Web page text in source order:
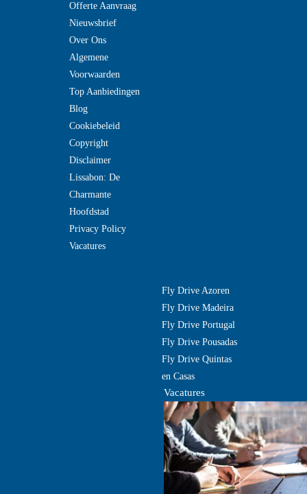
Offerte Aanvraag
Nieuwsbrief
Over Ons
Algemene
Voorwaarden
Top Aanbiedingen
Blog
Cookiebeleid
Copyright
Disclaimer
Lissabon: De
Charmante
Hoofdstad
Privacy Policy
Vacatures
Fly Drive Azoren
Fly Drive Madeira
Fly Drive Portugal
Fly Drive Pousadas
Fly Drive Quintas
en Casas
Vacatures